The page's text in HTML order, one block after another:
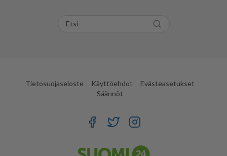
Tietosuojaseloste Käyttöehdot
Evästeasetukset
Säännöt